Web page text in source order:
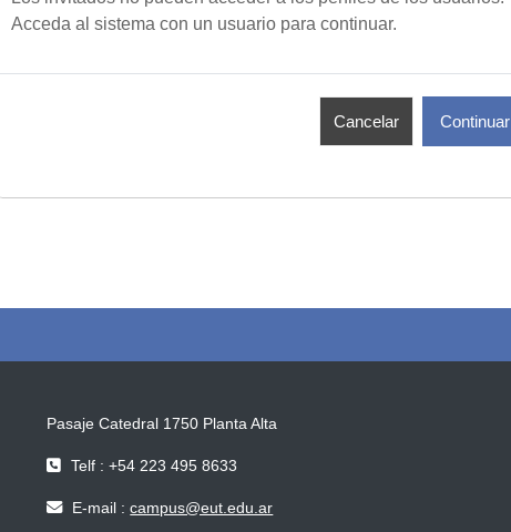
Acceda al sistema con un usuario para continuar.
Cancelar Continuar
Pasaje Catedral 1750 Planta Alta
Telf : +54 223 495 8633
E-mail :campus@eut.edu.ar